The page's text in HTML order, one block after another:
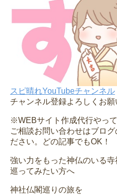
スピ晴れYouTubeチャンネル
チャンネル登録よろしくお
※WEBサイト作成代行やっ
ご相談お問い合わせはブロ
ださい。どの記事でもOK！
強い力をもった神仏のいる寺
巡ってみたい方へ
神社仏閣巡りの旅を